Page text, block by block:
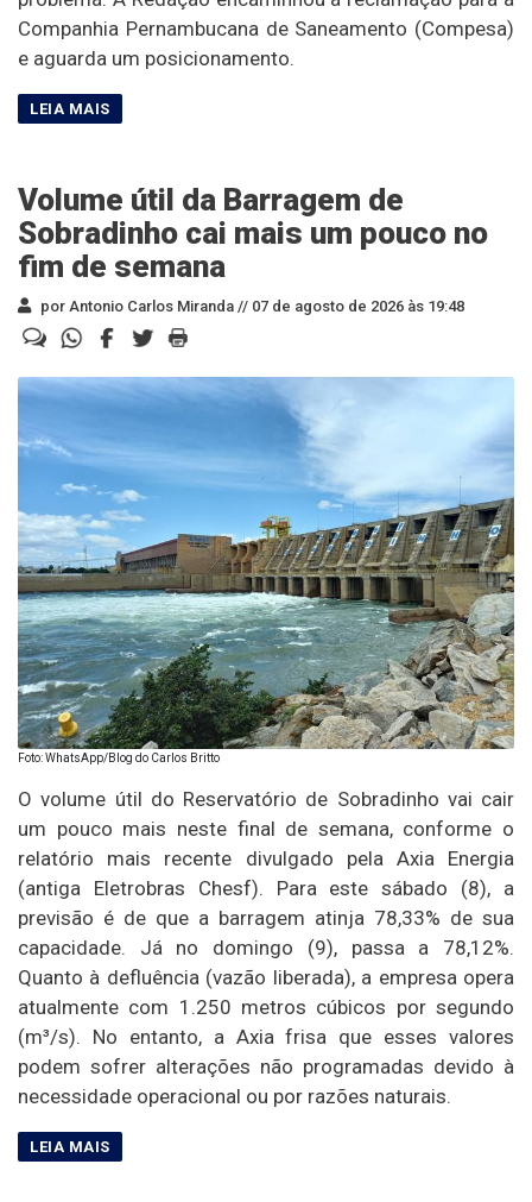
Companhia Pernambucana de Saneamento (Compesa)
e aguarda um posicionamento.
Volume útil da Barragem de
Sobradinho cai mais um pouco no
fim de semana
por Antonio Carlos Miranda // 07 de agosto de 2026 às 19:48
Foto: WhatsApp/Blog do Carlos Britto
O volume útil do Reservatório de Sobradinho vai cair
um pouco mais neste final de semana, conforme o
relatório mais recente divulgado pela Axia Energia
(antiga Eletrobras Chesf). Para este sábado (8), a
previsão é de que a barragem atinja 78,33% de sua
capacidade. Já no domingo (9), passa a 78,12%.
Quanto à defluência (vazão liberada), a empresa opera
atualmente com 1.250 metros cúbicos por segundo
(m³/s). No entanto, a Axia frisa que esses valores
podem sofrer alterações não programadas devido à
necessidade operacional ou por razões naturais.